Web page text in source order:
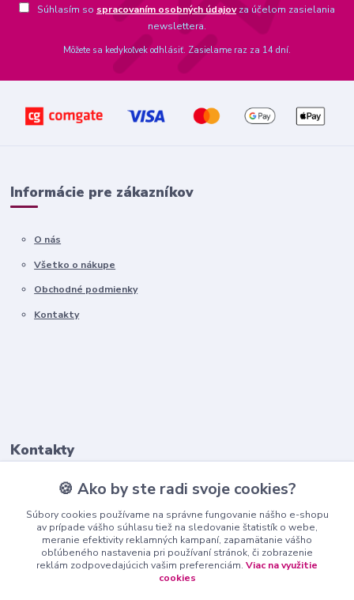
Súhlasím so spracovaním osobných údajovza účelom zasielania
newslettera.
Môžete sa kedykoľvek odhlásiť. Zasielame raz za 14 dní.
Informácie pre zákazníkov
O nás
Všetko o nákupe
Obchodné podmienky
Kontakty
Kontakty
+421911 569 017
(Po-Pia, 8-16 hod.)
info@nndecor.sk
🍪 Ako by ste radi svoje cookies?
Súbory cookies používame na správne fungovanie nášho e-shopu
av prípade vášho súhlasu tiež na sledovanie štatistík o webe,
meranie efektivity reklamných kampaní, zapamätanie vášho
obľúbeného nastavenia pri používaní stránok, či zobrazenie
reklám zodpovedajúcich vašim preferenciám. Viac na využitie
cookies